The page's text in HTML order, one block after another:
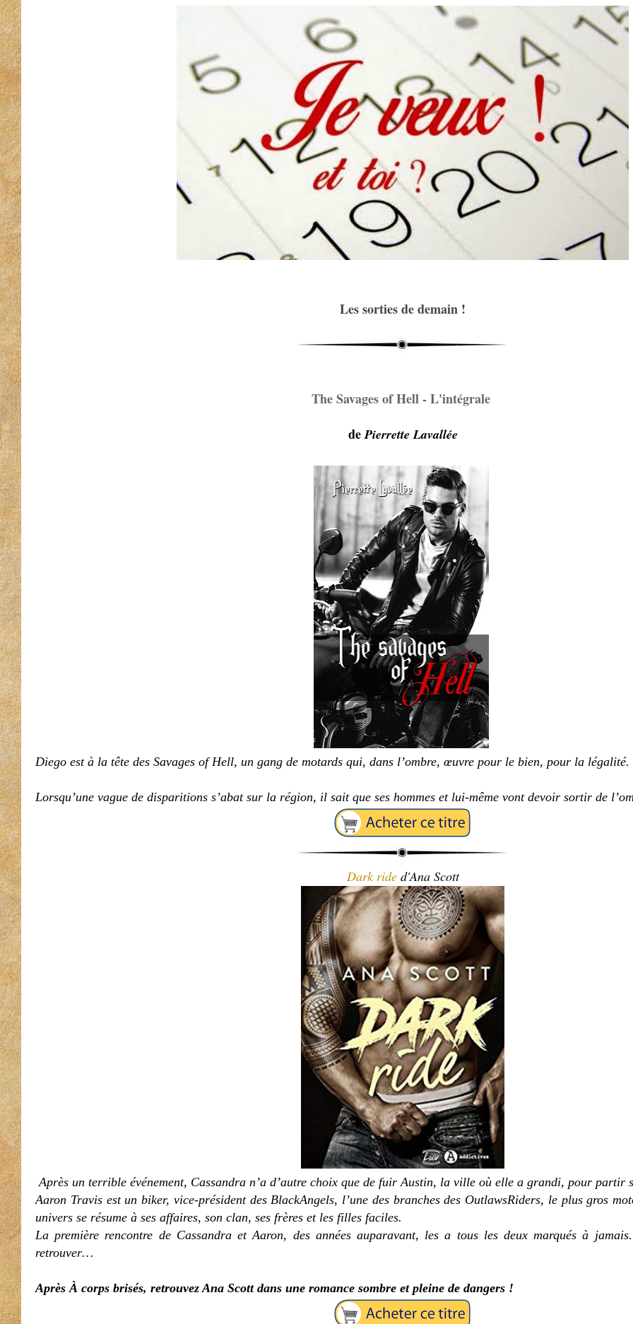
Les sorties de demain !
The Savages of Hell - L'intégrale
dePierrette Lavallée
Diego est à la tête des Savages of Hell, un gang de motards qui, dans l’ombre, œuvre pour le bien, pour la légalité.
Lorsqu’une vague de disparitions s’abat sur la région, il sait que ses hommes et lui-même vont devoir sortir de
Dark ride d'Ana Scott
Après un terrible événement, Cassandra n’a d’autre choix que de fuir Austin, la ville où elle a grandi, pour partir
Aaron Travis est un biker, vice-président des BlackAngels, l’une des branches des OutlawsRiders, le plus gros
univers se résume à ses affaires, son clan, ses frères et les filles faciles.
La première rencontre de Cassandra et Aaron, des années auparavant, les a tous les deux marqués à
retrouver…
AprèsÀ corps brisés, retrouvez Ana Scott dans une romance sombre et pleine de dangers !